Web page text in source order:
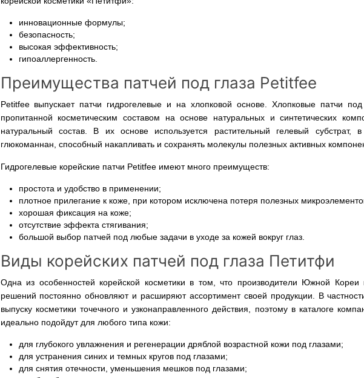
инновационные формулы;
безопасность;
высокая эффективность;
гипоаллергенность.
Преимущества патчей под глаза Petitfee
Petitfee выпускает патчи гидрогелевые и на хлопковой основе. Хлопковые патчи под
пропитанной косметическим составом на основе натуральных и синтетических
натуральный состав. В их основе используется растительный гелевый субстрат,
глюкоманнан, способный накапливать и сохранять молекулы полезных активных
Гидрогелевые корейские патчи Petitfee имеют много преимуществ:
простота и удобство в применении;
плотное прилегание к коже, при котором исключена потеря полезных
хорошая фиксация на коже;
отсутствие эффекта стягивания;
большой выбор патчей под любые задачи в уходе за кожей вокруг глаз.
Виды корейских патчей под глаза Петитфи
Одна из особенностей корейской косметики в том, что производители Южной
решений постоянно обновляют и расширяют ассортимент своей продукции. В
выпуску косметики точечного и узконаправленного действия, поэтому в каталоге
идеально подойдут для любого типа кожи:
для глубокого увлажнения и регенерации дряблой возрастной кожи под глазами;
для устранения синих и темных кругов под глазами;
для снятия отечности, уменьшения мешков под глазами;